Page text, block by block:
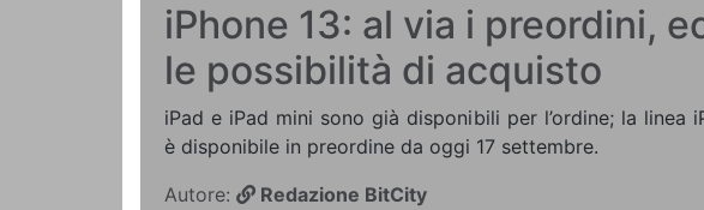
iPhone 13: al via i preordini,
le possibilità di acquisto
iPad e iPad mini sono già disponibili per l’ordine; la linea
è disponibile in preordine da oggi 17 settembre.
Autore:
Redazione BitCity